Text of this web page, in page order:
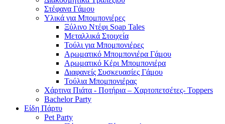
Στέφανα Γάμου
Υλικά για Μπομπονιέρες
Ξύλινο Ντέφι Soap Tales
Μεταλλικά Στοιχεία
Τούλι για Μπομπονιέρες
Αρωματικό Μπομπονιέρα Γάμου
Αρωματικό Κέρι Μπομπονιέρα
Διαφανείς Συσκευασίες Γάμου
Τούλια Μπομπονιέρας
Χάρτινα Πιάτα - Ποτήρια – Χαρτοπετσέτες- Toppers
Bachelor Party
Είδη Πάρτυ
Pet Party